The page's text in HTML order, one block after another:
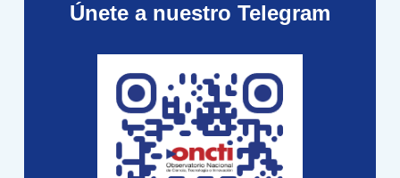
Únete a nuestro Telegram